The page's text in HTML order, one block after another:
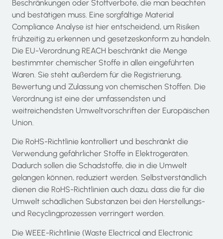
Beschränkungen oder Stoffverbote, die man beachten
und bestätigen muss. Eine sorgfältige Material
Compliance Analyse ist hier entscheidend, um Risiken
frühzeitig zu erkennen und gesetzeskonform zu handeln.
Die EU-Verordnung REACH beschränkt die Menge
bestimmter chemischer Stoffe in allen eingeführten
Waren. Sie steht außerdem für die Registrierung,
Bewertung und Zulassung von chemischen Stoffen. Die
Verordnung ist eine der umfassendsten und
weitreichendsten Umweltvorschriften der Europäischen
Union.
Die RoHS-Richtlinie kontrolliert und beschränkt die
Verwendung gefährlicher Stoffe in Elektrogeräten.
Dadurch sollen die Schadstoffe, die in die Umwelt
gelangen können, reduziert werden. Selbstverständlich
dienen die RoHS-Richtlinien auch dazu, dass die für die
Umwelt schädlichen Substanzen bei den Herstellungs-
und Recyclingprozessen verringert werden.
Die WEEE-Richtlinie (Waste Electrical and Electronic